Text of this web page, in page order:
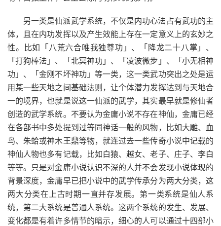
另一类是仙派武学系统，不仅是内功心法占有武功的主
体，且在内功发挥以及产生效能上存在一定意义上的玄妙之
性。比如「八荒六合唯我独尊功」、「降龙二十八掌」、
「打狗棒法」、「北冥神功」、「凌波微步」、「小无相神
功」、「金刚不坏神功」等一类，这一类武功突出之处是运
用某一些天地之间基础法则，让个体潜力发挥达到与天地合
一的境界，也就是说这一仙派的武学，其实最早就是修仙者
创造的武学系统。不要认为金庸小说不存在神仙，金庸已经
在各部书中多处提到过等同神话一般的风物，比如大雕、血
鸟、朱蛤或神木王鼎等物，就连过去一些传奇小说中记载的
神仙人物也多有记载，比如白猿、越女、老子、庄子、李白
等等。只是对金庸小说认识不深的人并不会发现小说体现的
背景深度，金庸早已把小说中的武学传承分为两大分类，这
两大分类在上古时期一直并存发展。第一类系统是仙人系
统，第二大系统是普通人系统。这两个系统的发生、发展、
变化都是有着许多情节的暗示，细心的人可以通过十四部小